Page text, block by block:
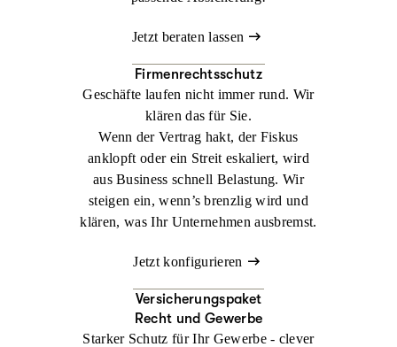
Jetzt beraten lassen
Firmenrechtsschutz
Geschäfte laufen nicht immer rund. Wir
klären das für Sie.
Wenn der Vertrag hakt, der Fiskus
anklopft oder ein Streit eskaliert, wird
aus Business schnell Belastung. Wir
steigen ein, wenn’s brenzlig wird und
klären, was Ihr Unternehmen ausbremst.
Jetzt konfigurieren
Versicherungspaket
Recht und Gewerbe
Starker Schutz für Ihr Gewerbe - clever